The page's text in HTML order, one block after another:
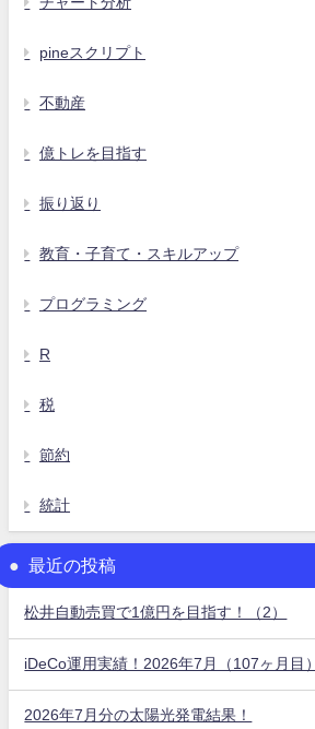
pineスクリプト
不動産
億トレを目指す
振り返り
教育・子育て・スキルアップ
プログラミング
R
税
節約
統計
最近の投稿
松井自動売買で1億円を目指す！（2）
iDeCo運用実績！2026年7月（107ヶ月目）
2026年7月分の太陽光発電結果！